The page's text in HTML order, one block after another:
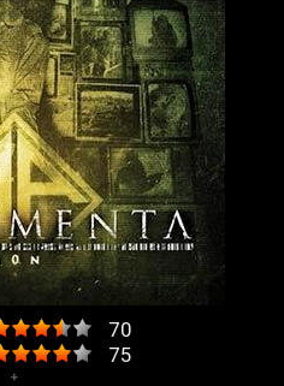
70
75
+